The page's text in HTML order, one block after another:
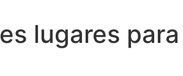
lugares para